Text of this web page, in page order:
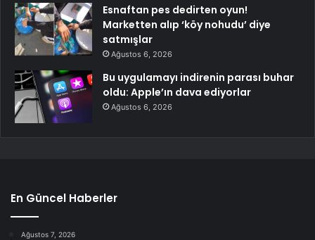
Esnaftan pes dedirten oyun!
Marketten alıp ‘köy nohudu’ diye
satmışlar
Ağustos 6, 2026
Bu uygulamayı indirenin parası buhar
oldu: Apple’ın dava ediyorlar
Ağustos 6, 2026
En Güncel Haberler
Ağustos 7, 2026